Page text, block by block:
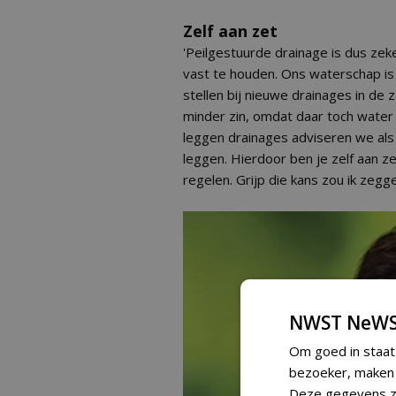
Zelf aan zet
'Peilgestuurde drainage is dus
vast te houden. Ons waterschap
stellen bij nieuwe drainages in de
minder zin, omdat daar toch
leggen drainages adviseren we
leggen. Hierdoor ben je zelf aan
regelen. Grijp die kans zou ik
NWST
Om goed in
bezoeker,